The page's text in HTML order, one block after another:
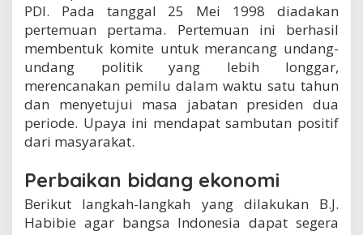
PDI. Pada tanggal 25 Mei 1998 diadakan
pertemuan pertama. Pertemuan ini berhasil
membentuk komite untuk merancang undang-
undang politik yang lebih longgar,
merencanakan pemilu dalam waktu satu tahun
dan menyetujui masa jabatan presiden dua
periode. Upaya ini mendapat sambutan positif
dari masyarakat.
Perbaikan bidang ekonomi
Berikut langkah-langkah yang dilakukan B.J.
Habibie agar bangsa Indonesia dapat segera